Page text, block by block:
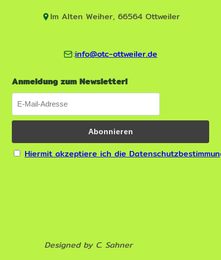
Im Alten Weiher, 66564 Ottweiler
:info@otc-ottweiler.de
Anmeldung zum Newsletter!
Hiermit akzeptiere ich die
Designed by C. Sahner